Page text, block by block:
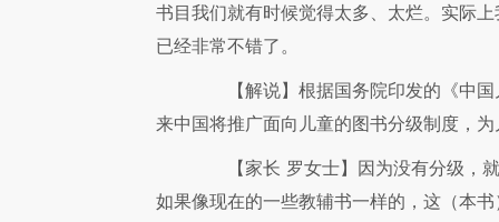
书目我们就有时候觉得太多、太烂。实际
已经非常不错了。
【解说】 根据国务院印发的《中
来中国将推广面向儿童的图书分级制度，
【家长 罗女士】 因为没有分级，
如果像现在的一些教辅书一样的，这（本